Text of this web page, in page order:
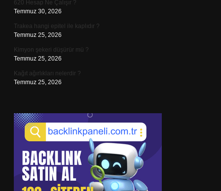
620 Hesap Ne Çalışır ?
Temmuz 30, 2026
Trakea hangi epitel ile kaplıdır ?
Temmuz 25, 2026
Kimyon şekeri düşürür mü ?
Temmuz 25, 2026
Kağıt ağırlıkları nelerdir ?
Temmuz 25, 2026